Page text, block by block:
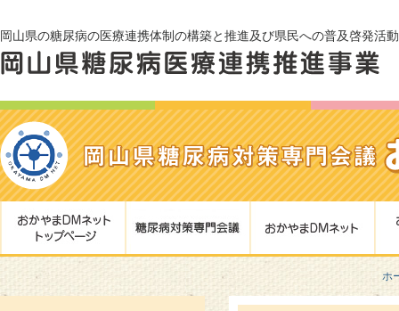
岡山県の糖尿病の医療連携体制の構築と推進及び県民への普及啓発活
ホ